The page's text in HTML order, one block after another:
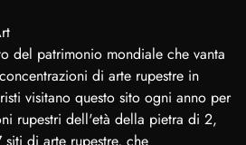
del patrimonio mondiale che vanta
di arte rupestre in
visitano questo sito ogni anno per
rupestri dell'età della pietra di 2,
di arte rupestre, che